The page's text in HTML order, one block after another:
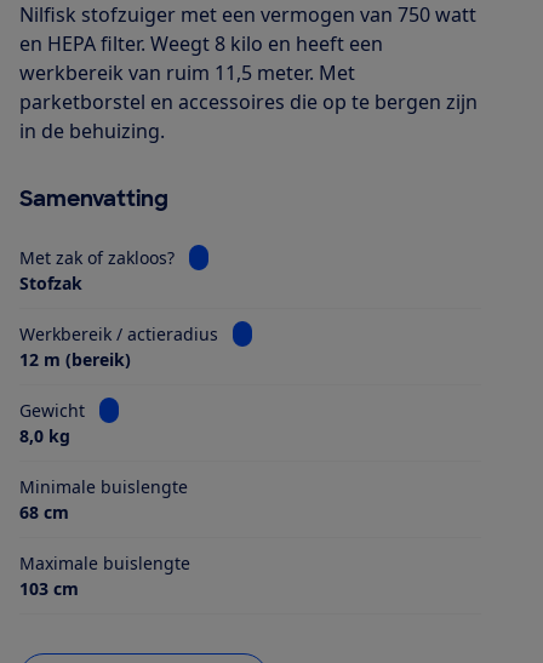
Nilfisk stofzuiger met een vermogen van 750 watt
en HEPA filter. Weegt 8 kilo en heeft een
werkbereik van ruim 11,5 meter. Met
parketborstel en accessoires die op te bergen zijn
in de behuizing.
Samenvatting
Met zak of zakloos?
Bekijk informatie voor Met zak of zakloos?
Stofzak
Werkbereik / actieradius
Bekijk informatie voor Werkbereik /
12 m (bereik)
Gewicht
Bekijk informatie voor Gewicht
8,0 kg
Minimale buislengte
68 cm
Maximale buislengte
103 cm